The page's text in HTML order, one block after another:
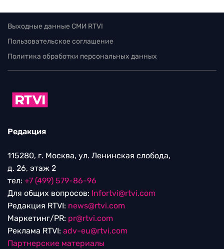
Выходные данные СМИ RTVI
Пользовательское соглашение
Политика обработки персональных данных
Редакция
115280, г. Москва, ул. Ленинская слобода,
д. 26, этаж 2
тел: +7 (499) 579-86-96
Для общих вопросов: Infortvi@rtvi.com
Редакция RTVI: news@rtvi.com
Маркетинг/PR: pr@rtvi.com
Реклама RTVI: adv-eu@rtvi.com
Партнерские материалы